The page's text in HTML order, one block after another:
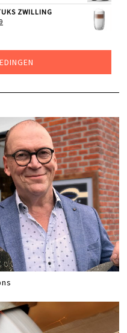
IS: ZWILLING